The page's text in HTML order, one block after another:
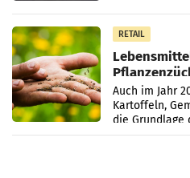
RETAIL
Auch im Jahr
Kartoffeln,
die Grundlage
bilden.